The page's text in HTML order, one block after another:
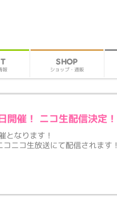
報
SHOP
ショップ・通販
開催！ ニコ生配信決定！
となります！
ニコ生放送にて配信されます！